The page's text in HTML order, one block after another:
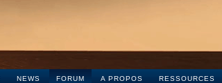
NEWS FORUM A PROPOS RESSOURCES